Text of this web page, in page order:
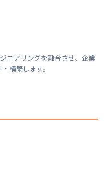
ニアリングを融合させ、企業
構築します。